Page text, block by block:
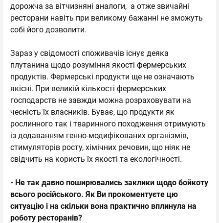
дорожча за вітчизняні аналоги, а отже звичайні
ресторани навіть при великому бажанні не зможуть
собі його дозволити.
Зараз у свідомості споживачів існує деяка
плутанина щодо розуміння якості фермерських
продуктів. Фермерські продукти ще не означають
якісні. При великій кількості фермерських
господарств не завжди можна розраховувати на
чесність їх власників. Буває, що продукти як
рослинного так і тваринного походження отримують
із додаванням генно-модифікованих організмів,
стимуляторів росту, хімічних речовин, що ніяк не
свідчить на користь їх якості та екологічності.
- Не так давно поширювались заклики щодо бойкоту
всього російського. Як Ви прокоментуєте цю
ситуацію і на скільки вона практично вплинула на
роботу ресторанів?